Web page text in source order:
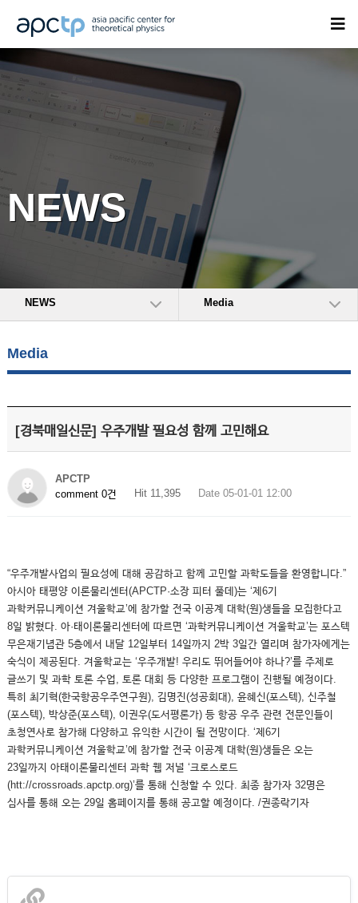
NEWS
NEWS Media
Media
[경북매일신문] 우주개발 필요성 함께 고민해요
APCTP
comment 0건
Hit 11,395 Date 05-01-01 12:00
“우주개발사업의 필요성에 대해 공감하고 함께 고민할 과학도들을 환영합니다.”
아시아 태평양 이론물리센터(APCTP·소장 피터 풀데)는 ‘제6기
과학커뮤니케이션 겨울학교’에 참가할 전국 이공계 대학(원)생들을 모집한다고
8일 밝혔다. 아·태이론물리센터에 따르면 ‘과학커뮤니케이션 겨울학교’는 포스텍
무은재기념관 5층에서 내달 12일부터 14일까지 2박 3일간 열리며 참가자에게는
숙식이 제공된다. 겨울학교는 ‘우주개발! 우리도 뛰어들어야 하나?’를 주제로
글쓰기 및 과학 토론 수업, 토론 대회 등 다양한 프로그램이 진행될 예정이다.
특히 최기혁(한국항공우주연구원), 김명진(성공회대), 윤혜신(포스텍), 신주철
(포스텍), 박상준(포스텍), 이권우(도서평론가) 등 항공 우주 관련 전문인들이
초청연사로 참가해 다양하고 유익한 시간이 될 전망이다. ‘제6기
과학커뮤니케이션 겨울학교’에 참가할 전국 이공계 대학(원)생들은 오는
23일까지 아태이론물리센터 과학 웹 저널 ‘크로스로드
(htt://crossroads.apctp.org)’를 통해 신청할 수 있다. 최종 참가자 32명은
심사를 통해 오는 29일 홈페이지를 통해 공고할 예정이다. /권종락기자